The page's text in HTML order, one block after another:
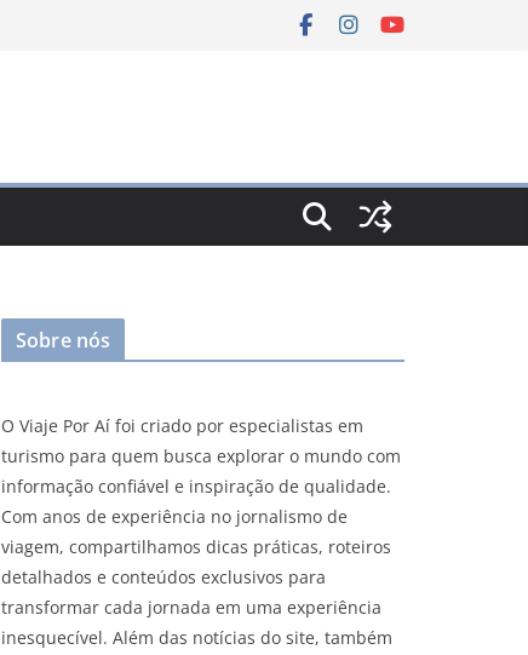
Sobre nós
O Viaje Por Aí foi criado por especialistas em
turismo para quem busca explorar o mundo com
informação confiável e inspiração de qualidade.
Com anos de experiência no jornalismo de
viagem, compartilhamos dicas práticas, roteiros
detalhados e conteúdos exclusivos para
transformar cada jornada em uma experiência
inesquecível. Além das notícias do site, também